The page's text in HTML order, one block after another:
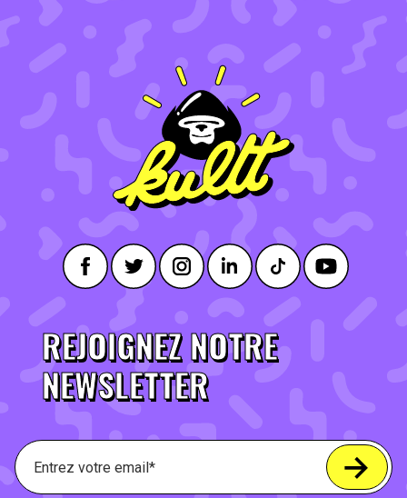
REJOIGNEZ NOTRE
NEWSLETTER